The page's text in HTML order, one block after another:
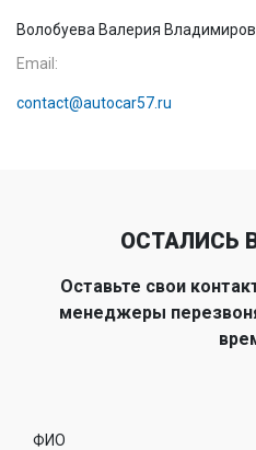
Волобуева Валерия
Email:
contact@autocar57.ru
ОСТАЛИСЬ
Оставьте свои
менеджеры
ФИО